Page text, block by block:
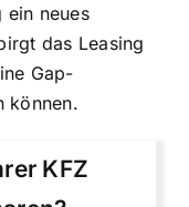
ein neues
das Leasing
Gap-
können.
KFZ